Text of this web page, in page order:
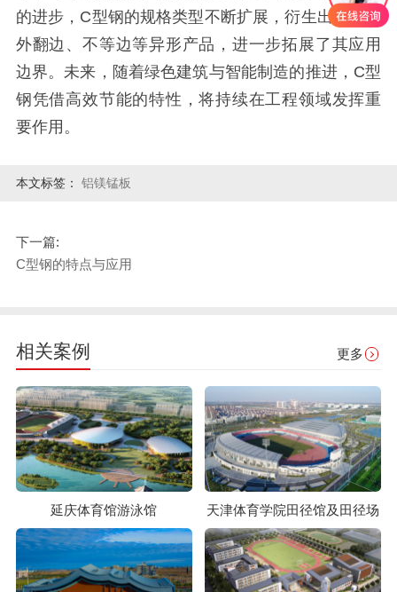
的进步，C型钢的规格类型不断扩展，衍生出双抱、
外翻边、不等边等异形产品，进一步拓展了其应用
边界。未来，随着绿色建筑与智能制造的推进，C型
钢凭借高效节能的特性，将持续在工程领域发挥重
要作用。
本文标签： 铝镁锰板
下一篇:
C型钢的特点与应用
相关案例 更多
延庆体育馆游泳馆 天津体育学院田径馆及田径场